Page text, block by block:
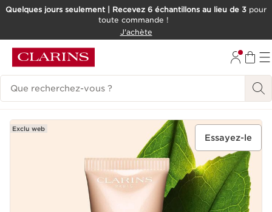
ALLER AU CONTENU
Quelques jours seulement | Recevez 6 échantillons au lieu de 3 pour
toute commande !
J'achète
Historique des recherches
Exclu web
Essayez-le